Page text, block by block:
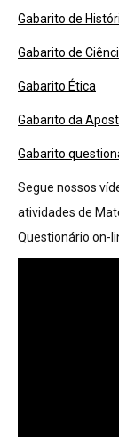
Gabarito de
Gabarito de
Gabarito Ética
Gabarito da
Gabarito
Segue nossos
atividades de
Questionário on-